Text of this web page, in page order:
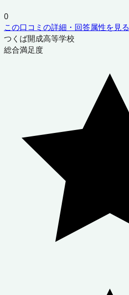
0
この口コミの詳細・回答属性を見る
つくば開成高等学校
総合満足度